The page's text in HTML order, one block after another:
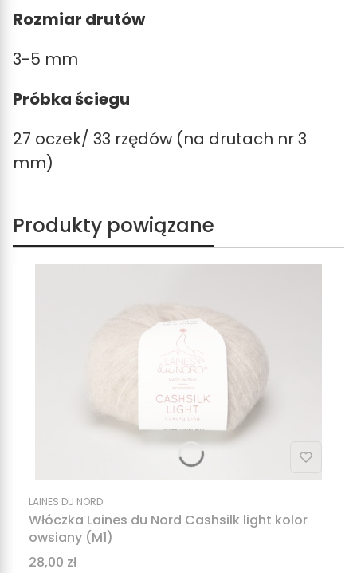
Rozmiar drutów
3-5 mm
Próbka ściegu
27 oczek/ 33 rzędów (na drutach nr 3
mm)
Produkty powiązane
LAINES DU NORD
Włóczka Laines du Nord Cashsilk light kolor
owsiany (M1)
Cena
28,00 zł